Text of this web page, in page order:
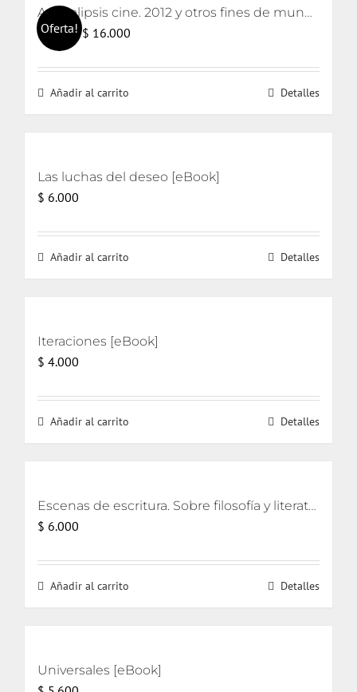
Oferta!
Apocalipsis cine. 2012 y otros fines de mundo
$17.000 El
original
era:
$ 16.000
actual
Añadir al carrito Detalles
Las luchas del deseo [eBook]
$ 6.000
Añadir al carrito Detalles
Iteraciones [eBook]
$ 4.000
Añadir al carrito Detalles
Escenas de escritura. Sobre filosofía y literatura [eBook]
$ 6.000
Añadir al carrito Detalles
Universales [eBook]